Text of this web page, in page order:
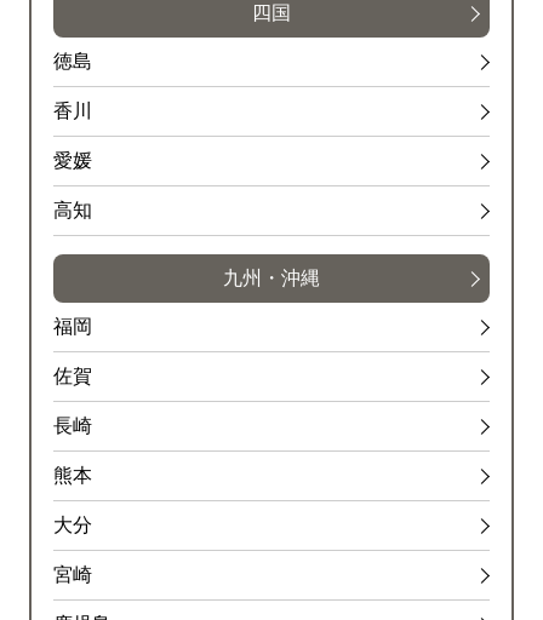
四国
徳島
香川
愛媛
高知
九州・沖縄
福岡
佐賀
長崎
熊本
大分
宮崎